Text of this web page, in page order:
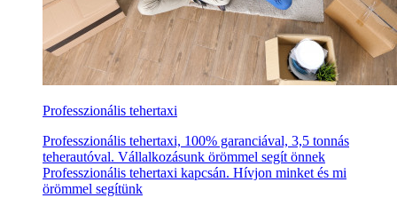
Professzionális tehertaxi
Professzionális tehertaxi, 100% garanciával, 3,5 tonnás
teherautóval. Vállalkozásunk örömmel segít önnek
Professzionális tehertaxi kapcsán. Hívjon minket és mi
örömmel segítünk